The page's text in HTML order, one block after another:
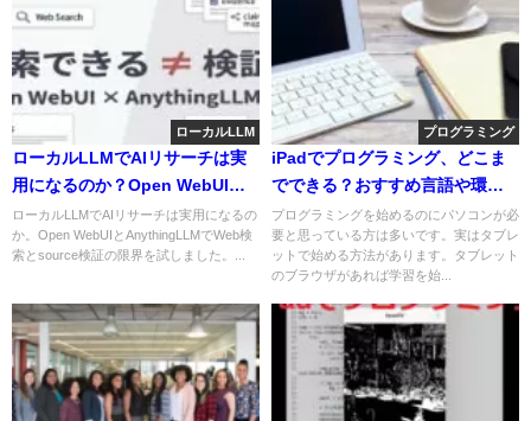
ローカルLLM
ローカルLLMでAIリサーチは実
用になるのか？Open WebUIと
AnythingLLMで試した結果
ローカルLLMでAIリサーチは実用になるの
か。Open WebUIとAnythingLLMでWeb検
索とsource検証の限界を試しました。...
プログラミング
iPadでプログラミング、どこま
でできる？おすすめ言語や環
境、学習方法は？
プログラミングを始めるのにパソコンが必
要と思っている方は多いです。実はタブレ
ットで始める方法があります。タブレット
のブラウザがあれば学習を始...